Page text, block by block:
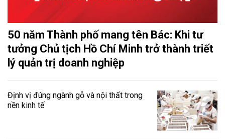
50 năm Thành phố mang tên Bác: Khi tư
tưởng Chủ tịch Hồ Chí Minh trở thành triết
lý quản trị doanh nghiệp
Định vị đúng ngành gỗ và nội thất trong
nền kinh tế